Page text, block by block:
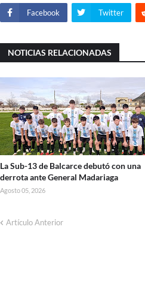
Facebook Twitter
NOTICIAS RELACIONADAS
La Sub-13 de Balcarce debutó con una
derrota ante General Madariaga
Agosto 05, 2026
Artículo Anterior